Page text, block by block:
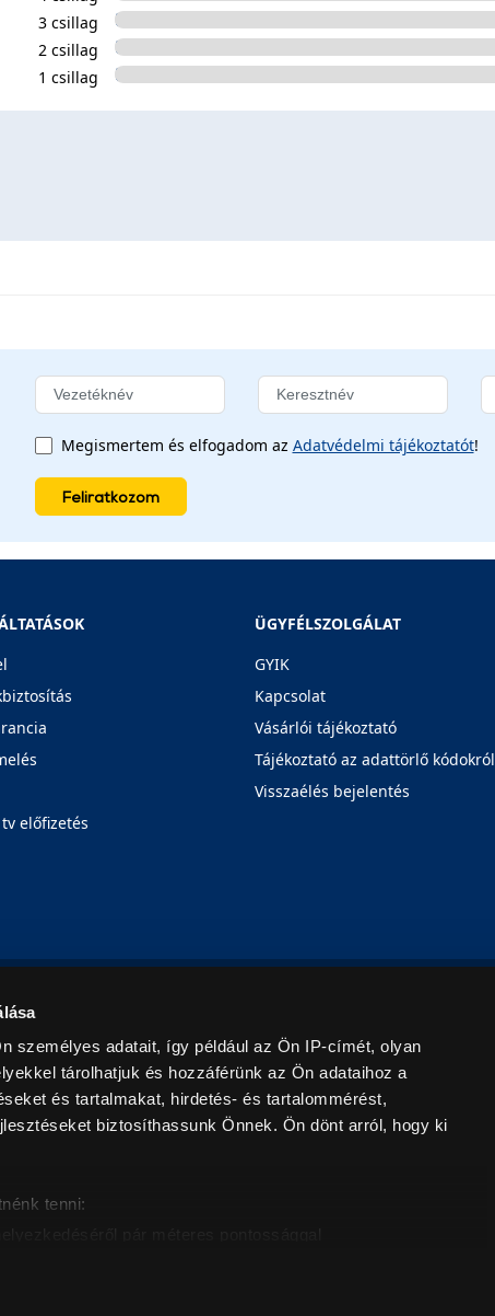
személyes adatait, így például az Ön IP-címét, olyan
tárolhatjuk és hozzáférünk az Ön adataihoz a
és tartalmakat, hirdetés- és tartalommérést,
biztosíthassunk Önnek. Ön dönt arról, hogy ki
tenni:
3 csillag
2 csillag
1 csillag
Megismertem és elfogadom az Adatvédelmi tájékoztatót!
Feliratkozom
tv előfizetés
ÜGYFÉLSZOLGÁLAT
GYIK
Kapcsolat
Vásárlói tájékoztató
Tájékoztató az adattörlő kódokról
Visszaélés bejelentés
fenntartva! Euronics Műszaki Áruházlánc
jellegűek, és nem minősülnek ajánlattételnek, az esetleges pontatlanságért